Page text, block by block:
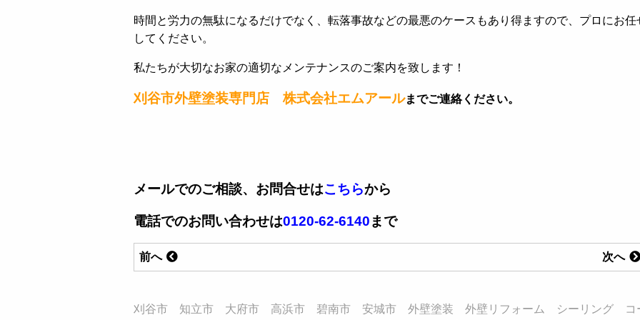
時間と労力の無駄になるだけでなく、転落事故などの最悪のケースもあり得ますので、プロにお任
してください。
私たちが大切なお家の適切なメンテナンスのご案内を致します！
刈谷市外壁塗装専門店 株式会社エムアールまでご連絡ください。
メールでのご相談、お問合せはこちらから
電話でのお問い合わせは0120-62-6140まで
次へ
前へ
刈谷市 知立市 大府市 高浜市 碧南市 安城市 外壁塗装 外壁リフォーム シーリング コ